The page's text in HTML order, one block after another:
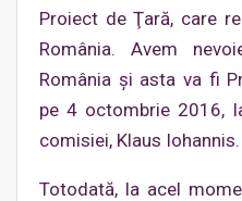
Proiect de Ţară, care
România. Avem
România şi asta va fi
pe 4 octombrie 2016,
comisiei, Klaus Iohannis.
Totodată, la acel